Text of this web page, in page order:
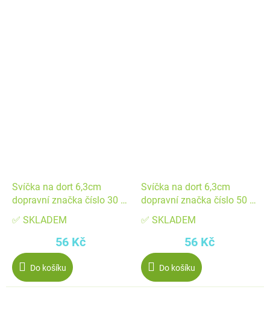
Svíčka na dort 6,3cm
dopravní značka číslo 30 -
Dekora
✅ SKLADEM
56 Kč
Do košíku
Svíčka na dort 6,3cm
dopravní značka číslo 50 -
Dekora
✅ SKLADEM
56 Kč
Do košíku